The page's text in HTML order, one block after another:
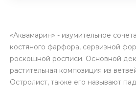
«Аквамарин» - изумительное
костяного фарфора, сервизной
роскошной росписи. Основной
растительная композиция из
Остролист, также его называют